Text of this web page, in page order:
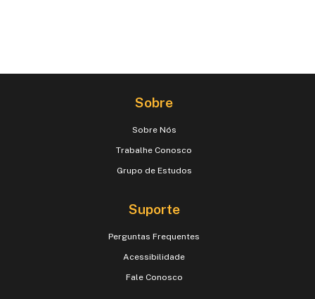
Sobre
Sobre Nós
Trabalhe Conosco
Grupo de Estudos
Suporte
Perguntas Frequentes
Acessibilidade
Fale Conosco